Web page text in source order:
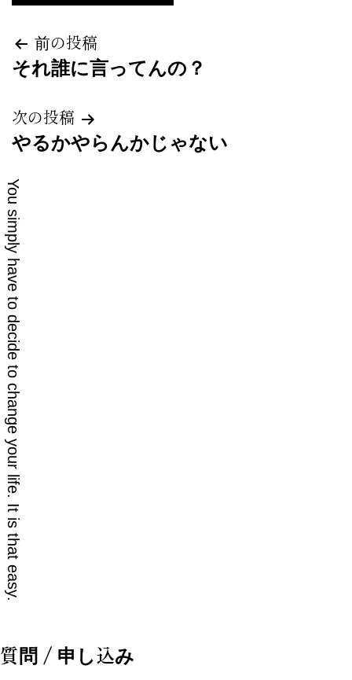
投
稿
ナ
ビ
ゲ
ー
シ
ョ
ン
前の投稿
それ誰に言ってんの？
次の投稿
やるかやらんかじゃない
You simply have to decide to change your life. It is that easy.
質問 / 申し込み